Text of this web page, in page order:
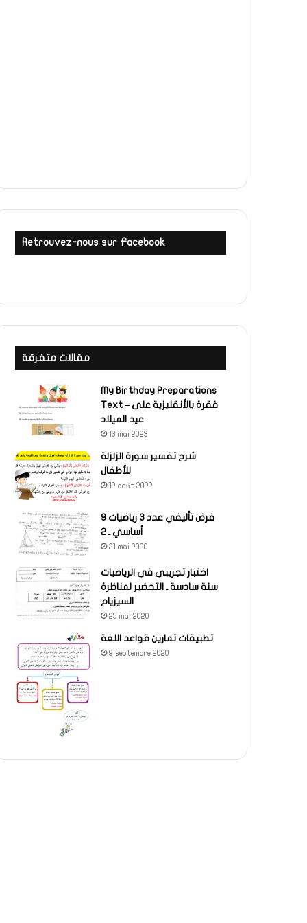
Retrouvez-nous sur Facebook
مقالات متفرقة
My Birthday Preparations
Text – فقرة بالأنقليزية على
عيد الميلاد
13 mai 2023
شرح تفسير سورة الزلزلة
للأطفال
12 août 2022
فرض تأليفي عدد 3 رياضيات 9
أساسي ـ 2
21 mai 2020
اختبار تجريبي في الرياضيات
سنة سادسة ـ التحضير لمناظرة
السيزيام
25 mai 2020
تطبيقات تمارين قواعد اللغة
9 septembre 2020